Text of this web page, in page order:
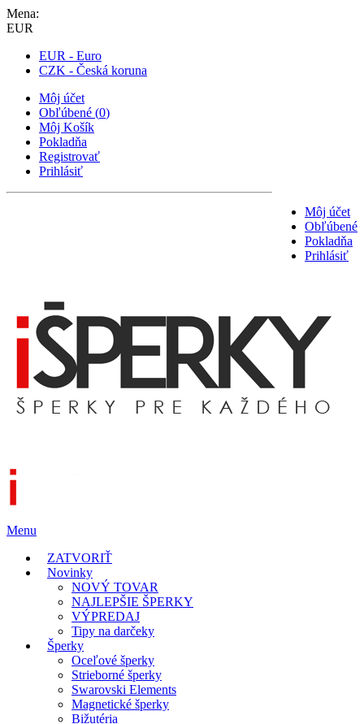
Mena:
EUR
EUR - Euro
CZK - Česká koruna
Môj účet
Obľúbené (0)
Môj Košík
Pokladňa
Registrovať
Prihlásiť
Môj účet
Obľúbené
Pokladňa
Prihlásiť
Menu
ZATVORIŤ
Novinky
NOVÝ TOVAR
NAJLEPŠIE ŠPERKY
VÝPREDAJ
Tipy na darčeky
Šperky
Oceľové šperky
Strieborné šperky
Swarovski Elements
Magnetické šperky
Bižutéria